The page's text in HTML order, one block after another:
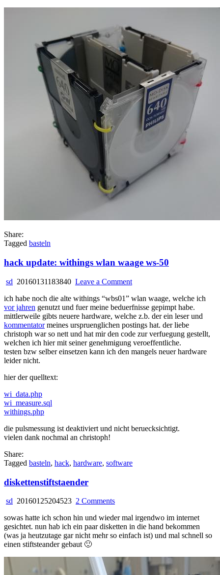
Share:
Tagged basteln
hack update: withings wlan waage ws-50
sd 20160131183840 Leave a Commenton
update:
withings
wlan
waage
ws-
50
ich habe noch die alte withings “wbs01” wlan waage, welche ich
vor jahren genutzt und fuer meine beduerfnisse gepimpt habe.
mittlerweile gibts neuere hardware, welche z.b. der ein leser und
kommentatormeines urspruenglichen postings hat. der liebe
christoph war so nett und hat mir den code zur verfuegung gestellt,
welchen ich hier mit seiner genehmigung veroeffentliche.
testen bzw selber einsetzen kann ich den mangels neuer hardware
leider nicht.
hier der quelltext:
wi_data.php
wi_measure.sql
withings.php
die pulsmessung ist deaktiviert und nicht beruecksichtigt.
vielen dank nochmal an christoph!
Share:
Tagged basteln, hack, hardware, software
diskettenstiftstaender
sd 20160125204523 2 Commentson
sowas hatte ich schon hin und wieder mal irgendwo im internet
gesichtet. nun hab ich ein paar disketten in die hand bekommen
(was ja heutzutage gar nicht mehr so einfach ist) und mal schnell so
einen stiftsteander gebaut 🙂